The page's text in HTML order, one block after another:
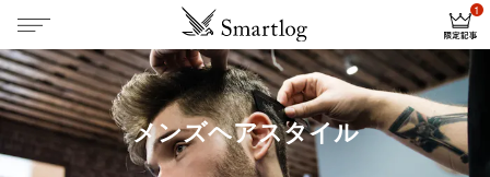
メンズヘアスタイル